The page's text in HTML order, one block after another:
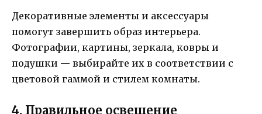
Декоративные элементы и аксессуары
помогут завершить образ интерьера.
Фотографии, картины, зеркала, ковры и
подушки — выбирайте их в соответствии с
цветовой гаммой и стилем комнаты.
4. Правильное освещение